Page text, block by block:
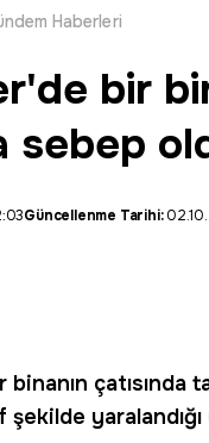
Haberleri
bir
sebep
Güncellenme Tarihi:
binanın çatısında